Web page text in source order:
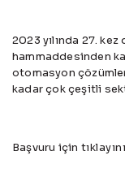
2023 yılında 27.
hammaddesinden
otomasyon
kadar çok çeşitli
Başvuru için